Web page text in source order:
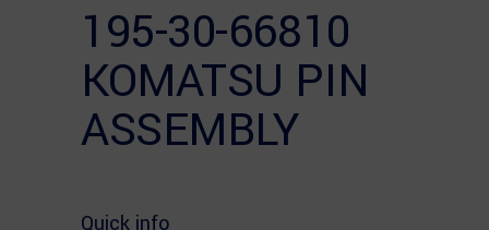
195-30-66810
KOMATSU PIN
ASSEMBLY
Quick info